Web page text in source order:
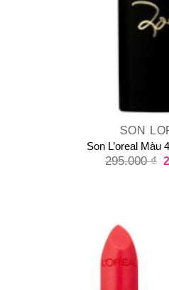
SON
Son L’oreal Màu
295.000₫